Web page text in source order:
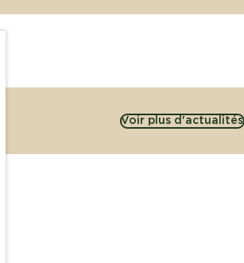
Voir plus d'actualités